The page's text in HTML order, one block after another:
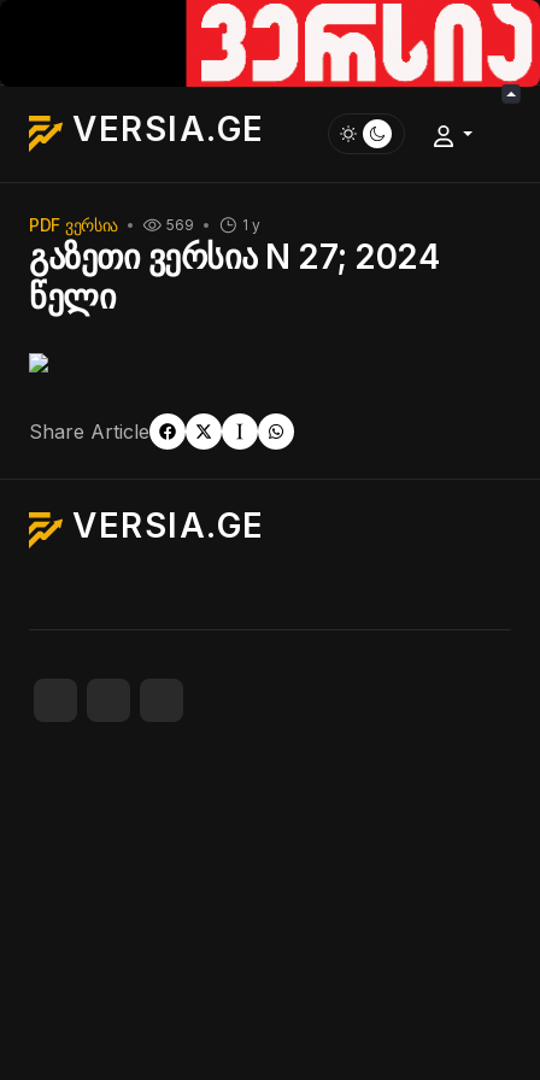
VERSIA.GE
PDF ᲕᲔᲠᲡᲘᲐ 1 y
569
გაზეთი ვერსია N 27; 2024
წელი
Share Article
VERSIA.GE